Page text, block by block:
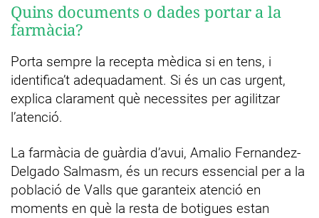
Quins documents o dades portar a la
farmàcia?
Porta sempre la recepta mèdica si en tens, i
identifica’t adequadament. Si és un cas urgent,
explica clarament què necessites per agilitzar
l’atenció.
La farmàcia de guàrdia d’avui, Amalio Fernandez-
Delgado Salmasm, és un recurs essencial per a la
població de Valls que garanteix atenció en
moments en què la resta de botigues estan